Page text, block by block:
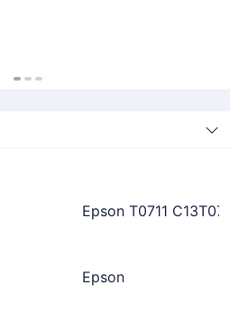
Epson T0711
Epson